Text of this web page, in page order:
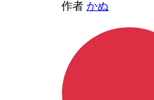
作者 かぬ